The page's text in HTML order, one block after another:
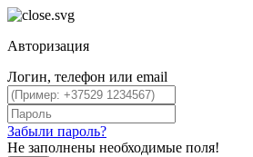
Авторизация
Логин, телефон или email
Забыли пароль?
Не заполнены необходимые поля!